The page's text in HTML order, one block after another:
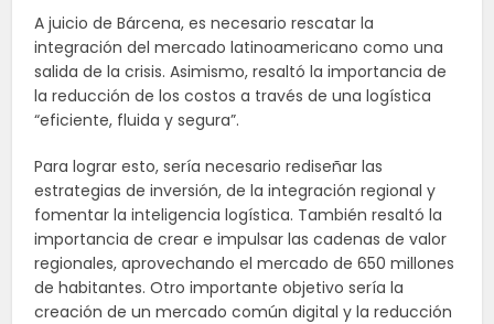
A juicio de Bárcena, es necesario rescatar la
integración del mercado latinoamericano como una
salida de la crisis. Asimismo, resaltó la importancia de
la reducción de los costos a través de una logística
“eficiente, fluida y segura”.
Para lograr esto, sería necesario rediseñar las
estrategias de inversión, de la integración regional y
fomentar la inteligencia logística. También resaltó la
importancia de crear e impulsar las cadenas de valor
regionales, aprovechando el mercado de 650 millones
de habitantes. Otro importante objetivo sería la
creación de un mercado común digital y la reducción